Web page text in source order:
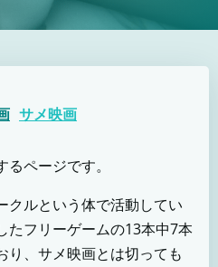
サメ映画
ページです。
クルという体で活動してい
たフリーゲームの13本中7本
り、サメ映画とは切っても